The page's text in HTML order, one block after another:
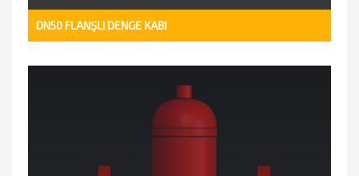
DN50 FLANŞLI DENGE KABI